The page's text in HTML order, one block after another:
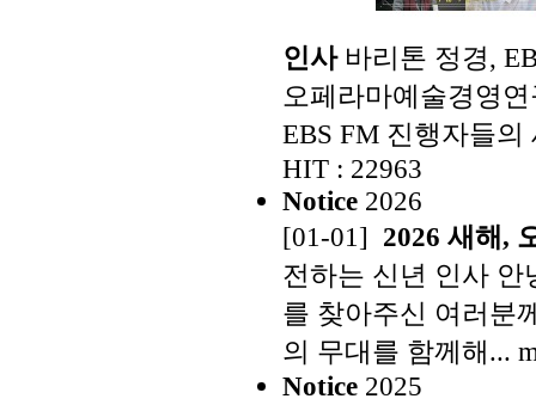
인사 바리톤 정경,
오페라마예술경영
EBS FM 진행자들
HIT : 22963
Notice 2026
[01-01] 2026 새해,
전하는 신년 인사
를 찾아주신 여러분
의 무대를 함께해...
Notice 2025